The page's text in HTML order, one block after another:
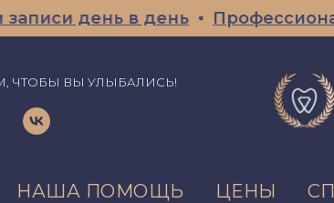
день в день
ЧТОБЫ ВЫ УЛЫБАЛИСЬ!
НАША ПОМОЩЬ ЦЕНЫ